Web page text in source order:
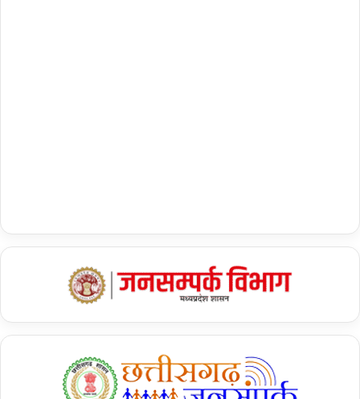
Gaza Hospital Attack
Israel Hamas War
IsraelPalestineConflict
PM Netanyahu